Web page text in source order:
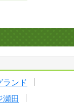
ランド
瀬田